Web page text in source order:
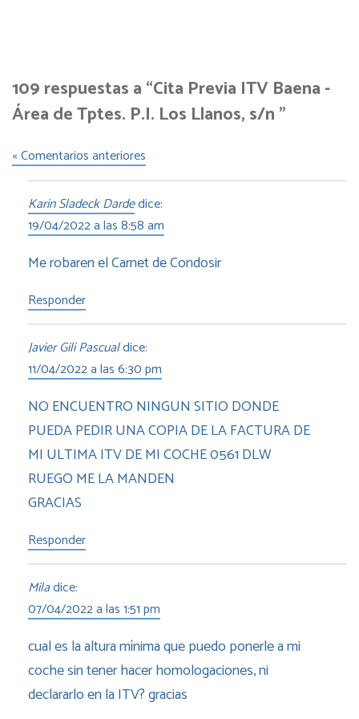
109 respuestas a “Cita Previa ITV Baena -
Área de Tptes. P.I. Los Llanos, s/n ”
« Comentarios anteriores
Karin Sladeck Dardedice:
19/04/2022 a las 8:58 am
Me robaren el Carnet de Condosir
Responder
Javier Gili Pascualdice:
11/04/2022 a las 6:30 pm
NO ENCUENTRO NINGUN SITIO DONDE
PUEDA PEDIR UNA COPIA DE LA FACTURA DE
MI ULTIMA ITV DE MI COCHE 0561 DLW
RUEGO ME LA MANDEN
GRACIAS
Responder
Miladice:
07/04/2022 a las 1:51 pm
cual es la altura mínima que puedo ponerle a mi
coche sin tener hacer homologaciones, ni
declararlo en la ITV? gracias